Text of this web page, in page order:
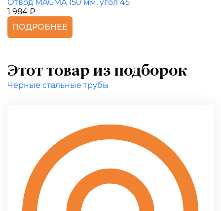
Отвод MAGMA 150 мм. угол 45
1 984 ₽
ПОДРОБНЕЕ
Этот товар из подборок
Черные стальные трубы